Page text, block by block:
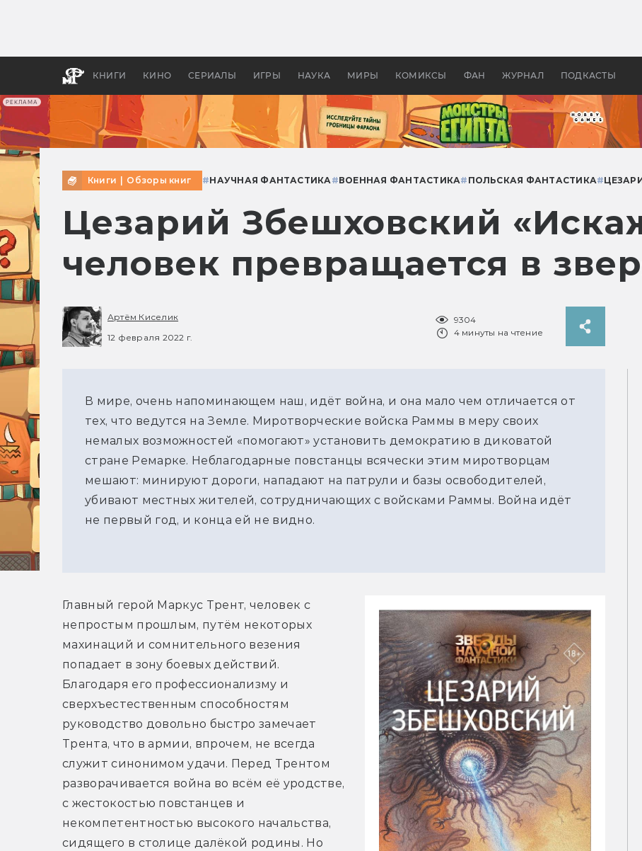
РЕКЛАМА
КНИГИ КИНО СЕРИАЛЫ ИГРЫ НАУКА МИРЫ КОМИКСЫ ФАН ЖУРНАЛ ПОДКАСТЫ
апокалипсис, в России —
бы «Властелина колец»
Книги Обзоры книг #НАУЧНАЯ ФАНТАСТИКА#ВОЕННАЯ ФАНТАСТИКА# ПОЛЬСКАЯ ФАНТАСТИКА#
Цезарий Збешховский
человек превращается в
Артём Киселик
12 февраля 2022 г.
9304
4 минуты на чтение
В мире, очень напоминающем наш, идёт война, и она мало чем отличается от
тех, что ведутся на Земле. Миротворческие войска Раммы в меру своих
немалых возможностей «помогают» установить демократию в диковатой
стране Ремарке. Неблагодарные повстанцы всячески этим миротворцам
мешают: минируют дороги, нападают на патрули и базы освободителей,
убивают местных жителей, сотрудничающих с войсками Раммы. Война идёт
не первый год, и конца ей не видно.
Главный герой Маркус Трент, человек с
непростым прошлым, путём некоторых
махинаций и сомнительного везения
попадает в зону боевых действий.
Благодаря его профессионализму и
сверхъестественным способностям
руководство довольно быстро замечает
Трента, что в армии, впрочем, не всегда
служит синонимом удачи. Перед Трентом
разворачивается война во всём её уродстве,
с жестокостью повстанцев и
некомпетентностью высокого начальства,
сидящего в столице далёкой родины. Но